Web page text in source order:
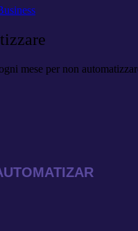
mese per non